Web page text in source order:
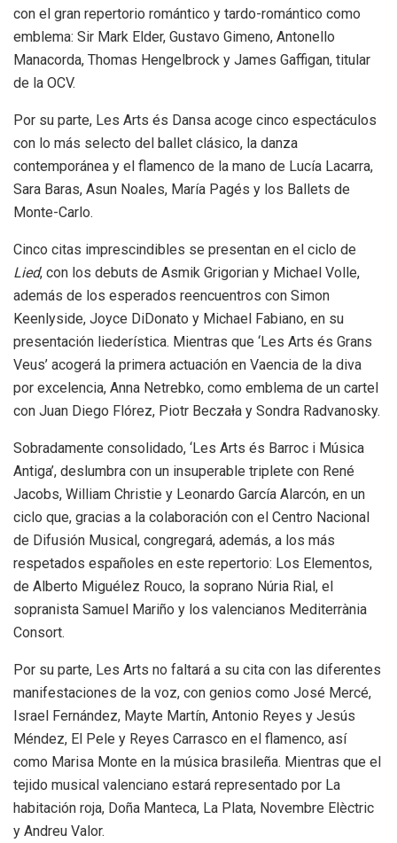
con el gran repertorio romántico y tardo-romántico como
emblema: Sir Mark Elder, Gustavo Gimeno, Antonello
Manacorda, Thomas Hengelbrock y James Gaffigan, titular
de la OCV.
Por su parte, Les Arts és Dansa acoge cinco espectáculos
con lo más selecto del ballet clásico, la danza
contemporánea y el flamenco de la mano de Lucía Lacarra,
Sara Baras, Asun Noales, María Pagés y los Ballets de
Monte-Carlo.
Cinco citas imprescindibles se presentan en el ciclo de
Lied, con los debuts de Asmik Grigorian y Michael Volle,
además de los esperados reencuentros con Simon
Keenlyside, Joyce DiDonato y Michael Fabiano, en su
presentación liederística. Mientras que ‘Les Arts és Grans
Veus’ acogerá la primera actuación en Vaencia de la diva
por excelencia, Anna Netrebko, como emblema de un cartel
con Juan Diego Flórez, Piotr Beczała y Sondra Radvanosky.
Sobradamente consolidado, ‘Les Arts és Barroc i Música
Antiga’, deslumbra con un insuperable triplete con René
Jacobs, William Christie y Leonardo García Alarcón, en un
ciclo que, gracias a la colaboración con el Centro Nacional
de Difusión Musical, congregará, además, a los más
respetados españoles en este repertorio: Los Elementos,
de Alberto Miguélez Rouco, la soprano Núria Rial, el
sopranista Samuel Mariño y los valencianos Mediterrània
Consort.
Por su parte, Les Arts no faltará a su cita con las diferentes
manifestaciones de la voz, con genios como José Mercé,
Israel Fernández, Mayte Martín, Antonio Reyes y Jesús
Méndez, El Pele y Reyes Carrasco en el flamenco, así
como Marisa Monte en la música brasileña. Mientras que el
tejido musical valenciano estará representado por La
habitación roja, Doña Manteca, La Plata, Novembre Elèctric
y Andreu Valor.